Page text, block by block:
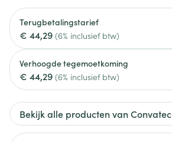
Terugbetalingstarief
€ 44,29 (6% inclusief btw)
Verhoogde tegemoetkoming
€ 44,29 (6% inclusief btw)
Bekijk alle producten van Convatec